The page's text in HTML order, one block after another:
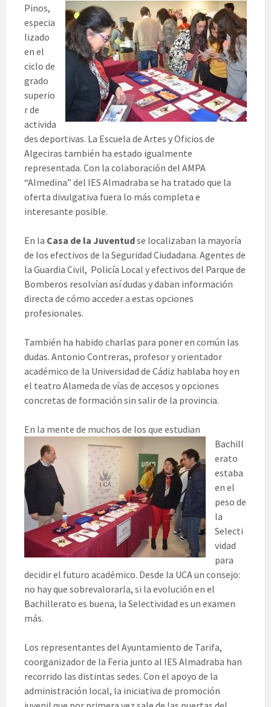
Pinos,
especia
lizado
en el
ciclo de
grado
superio
r de
activida
des deportivas. La Escuela de Artes y Oficios de
Algeciras también ha estado igualmente
representada. Con la colaboración del AMPA
“Almedina” del IES Almadraba se ha tratado que la
oferta divulgativa fuera lo más completa e
interesante posible.
En la Casa de la Juventudse localizaban la mayoría
de los efectivos de la Seguridad Ciudadana. Agentes de
la Guardia Civil, Policía Local y efectivos del Parque de
Bomberos resolvían así dudas y daban información
directa de cómo acceder a estas opciones
profesionales.
También ha habido charlas para poner en común las
dudas. Antonio Contreras, profesor y orientador
académico de la Universidad de Cádiz hablaba hoy en
el teatro Alameda de vías de accesos y opciones
concretas de formación sin salir de la provincia.
En la mente de muchos de los que estudian
Bachill
erato
estaba
en el
peso de
la
Selecti
vidad
para
decidir el futuro académico. Desde la UCA un consejo:
no hay que sobrevalorarla, si la evolución en el
Bachillerato es buena, la Selectividad es un examen
más.
Los representantes del Ayuntamiento de Tarifa,
coorganizador de la Feria junto al IES Almadraba han
recorrido las distintas sedes. Con el apoyo de la
administración local, la iniciativa de promoción